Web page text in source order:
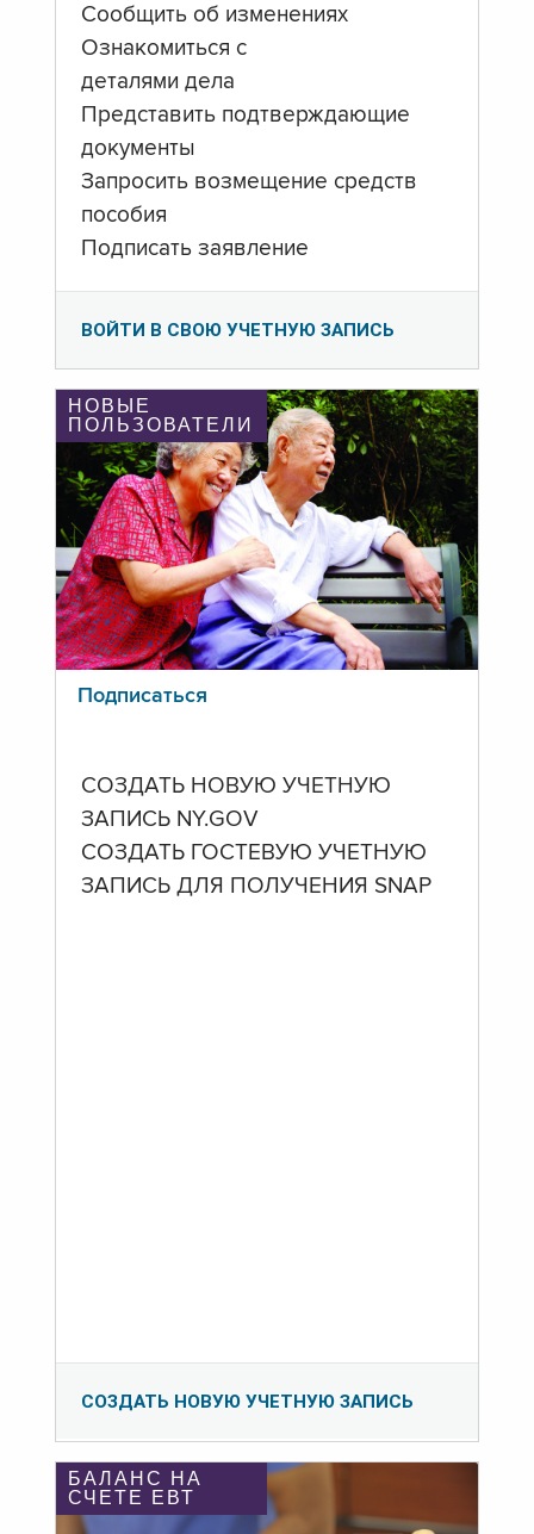
Сообщить об изменениях
Ознакомиться с
деталями дела
Представить подтверждающие
документы
Запросить возмещение средств
пособия
Подписать заявление
ВОЙТИ В СВОЮ УЧЕТНУЮ ЗАПИСЬ
НОВЫЕ
ПОЛЬЗОВАТЕЛИ
Подписаться
СОЗДАТЬ НОВУЮ УЧЕТНУЮ
ЗАПИСЬ NY.GOV
СОЗДАТЬ ГОСТЕВУЮ УЧЕТНУЮ
ЗАПИСЬ ДЛЯ ПОЛУЧЕНИЯ SNAP
СОЗДАТЬ НОВУЮ УЧЕТНУЮ ЗАПИСЬ
БАЛАНС НА
СЧЕТЕ ЕВТ